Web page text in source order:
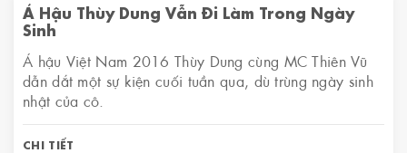
Á Hậu Thùy Dung Vẫn Đi Làm Trong Ngày
Sinh
Á hậu Việt Nam 2016 Thùy Dung cùng MC Thiên Vũ
dẫn dắt một sự kiện cuối tuần qua, dù trùng ngày sinh
nhật của cô.
CHI TIẾT